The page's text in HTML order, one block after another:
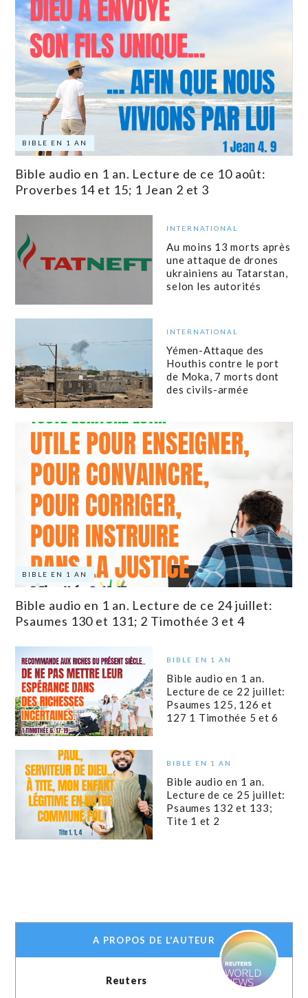
BIBLE EN 1 AN
Bible audio en 1 an. Lecture de ce 10 août:
Proverbes 14 et 15; 1 Jean 2 et 3
INTERNATIONAL
Au moins 13 morts après
une attaque de drones
ukrainiens au Tatarstan,
selon les autorités
INTERNATIONAL
Yémen-Attaque des
Houthis contre le port
de Moka, 7 morts dont
des civils-armée
BIBLE EN 1 AN
Bible audio en 1 an. Lecture de ce 24 juillet:
Psaumes 130 et 131; 2 Timothée 3 et 4
BIBLE EN 1 AN
Bible audio en 1 an.
Lecture de ce 22 juillet:
Psaumes 125, 126 et
127 1 Timothée 5 et 6
BIBLE EN 1 AN
Bible audio en 1 an.
Lecture de ce 25 juillet:
Psaumes 132 et 133;
Tite 1 et 2
A PROPOS DE L'AUTEUR
Reuters